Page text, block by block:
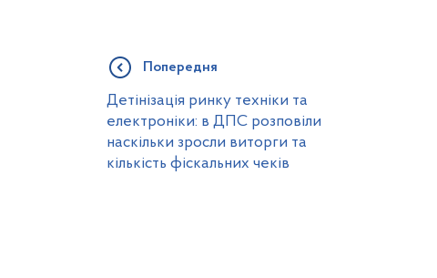
Попередня
Детінізація ринку техніки та
електроніки: в ДПС розповіли
наскільки зросли виторги та
кількість фіскальних чеків